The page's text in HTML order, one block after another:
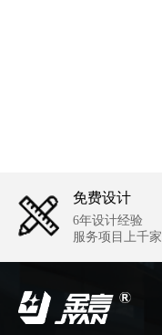
免费设计
6年设计经验
服务项目上千家